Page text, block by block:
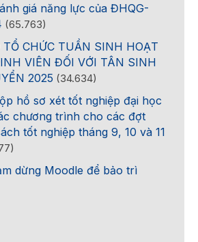
giá năng lực của ĐHQG-
(65.763)
TỔ CHỨC TUẦN SINH HOẠT
VIÊN ĐỐI VỚI TÂN SINH
2025 (34.634)
hồ sơ xét tốt nghiệp đại học
chương trình cho các đợt
tốt nghiệp tháng 9, 10 và 11
dừng Moodle để bảo trì